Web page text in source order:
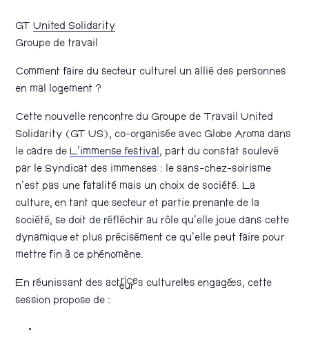
GTUnited Solidarity
Groupe de travail
Comment faire du secteur culturel un allié des personnes
en mal logement ?
Cette nouvelle rencontre du Groupe de Travail United
Solidarity (GT US), co-organisée avec Globe Aroma dans
le cadre de L’immense festival , part du constat soulevé
par le Syndicat des immenses : le sans-chez-soirisme
n’est pas une fatalité mais un choix de société. La
culture, en tant que secteur et partie prenante de la
société, se doit de réfléchir au rôle qu’elle joue dans cette
dynamique et plus précisément ce qu’elle peut faire pour
mettre fin à ce phénomène.
En réunissant des acteur·ices culturel·les engagé·es, cette
session propose de :